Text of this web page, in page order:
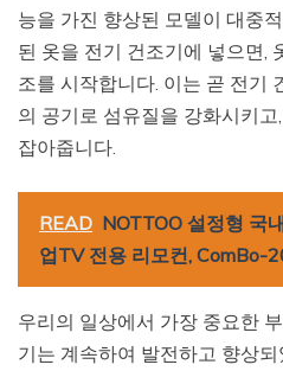
능을 가진 향상된 모델이 대중
된 옷을 전기 건조기에 넣으면,
조를 시작합니다. 이는 곧 전기
의 공기로 섬유질을 강화시키
잡아줍니다.
READ NOTTOO 설정형 국
업TV 전용 리모컨, ComBo-
우리의 일상에서 가장 중요한
기는 계속하여 발전하고 향상